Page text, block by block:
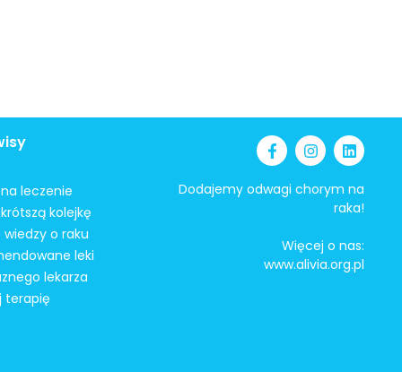
leczenie
kolejkę
o raku
leki
lekarza
terapię
Dodajemy odwagi chorym na
raka!
Więcej o nas:
www.alivia.org.pl